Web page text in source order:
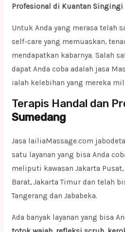
Profesional di Kuantan Singingi
Untuk Anda yang merasa telah
self-care yang memuaskan,
mendapatkan kabarnya. Salah
dapat Anda coba adalah jasa
ialah kelebihan yang mereka
Terapis Handal dan
Sumedang
Jasa lailiaMassage.com
satu layanan yang bisa Anda
meliputi kawasan Jakarta Pusat,
Barat, Jakarta Timur dan telah
Tangerang dan Jababeka.
Ada banyak layanan yang bisa